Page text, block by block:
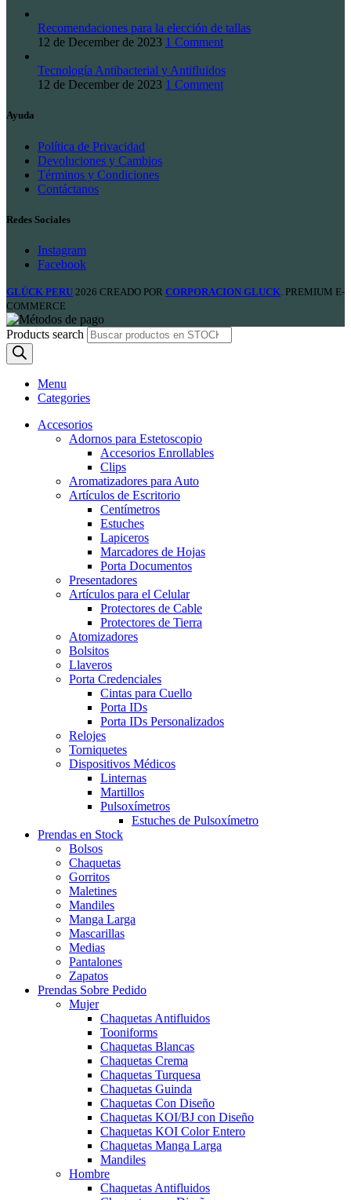
Recomendaciones para la elección de tallas
12 de December de 2023 1 Comment
Tecnología Antibacterial y Antifluidos
12 de December de 2023 1 Comment
Ayuda
Política de Privacidad
Devoluciones y Cambios
Términos y Condiciones
Contáctanos
Redes Sociales
Instagram
Facebook
GLÜCK PERU 2026 CREADO POR CORPORACION GLUCK . PREMIUM E-
COMMERCE
Products search
Menu
Categories
Accesorios
Adornos para Estetoscopio
Accesorios Enrollables
Clips
Aromatizadores para Auto
Artículos de Escritorio
Centímetros
Estuches
Lapiceros
Marcadores de Hojas
Porta Documentos
Presentadores
Artículos para el Celular
Protectores de Cable
Protectores de Tierra
Atomizadores
Bolsitos
Llaveros
Porta Credenciales
Cintas para Cuello
Porta IDs
Porta IDs Personalizados
Relojes
Torniquetes
Dispositivos Médicos
Linternas
Martillos
Pulsoxímetros
Estuches de Pulsoxímetro
Prendas en Stock
Bolsos
Chaquetas
Gorritos
Maletines
Mandiles
Manga Larga
Mascarillas
Medias
Pantalones
Zapatos
Prendas Sobre Pedido
Mujer
Chaquetas Antifluidos
Tooniforms
Chaquetas Blancas
Chaquetas Crema
Chaquetas Turquesa
Chaquetas Guinda
Chaquetas Con Diseño
Chaquetas KOI/BJ con Diseño
Chaquetas KOI Color Entero
Chaquetas Manga Larga
Mandiles
Hombre
Chaquetas Antifluidos